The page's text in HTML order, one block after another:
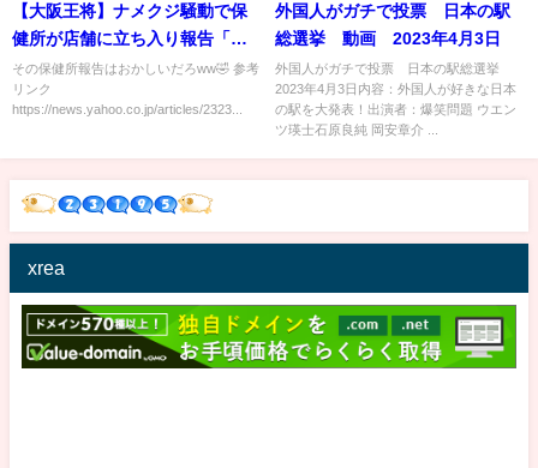
【大阪王将】ナメクジ騒動で保
健所が店舗に立ち入り報告「何
も一匹もいなかった」無理筋す
ぎる報告に隠蔽疑惑が!!他の暴露
や株価下落の大問題でヤバすぎ
その保健所報告はおかしいだろww🤣 参考
リンク
https://news.yahoo.co.jp/articles/2323...
外国人がガチで投票 日本の駅
総選挙 動画 2023年4月3日
外国人がガチで投票 日本の駅総選挙
2023年4月3日内容：外国人が好きな日本
の駅を大発表！出演者：爆笑問題 ウエン
ツ瑛士石原良純 岡安章介 ...
xrea